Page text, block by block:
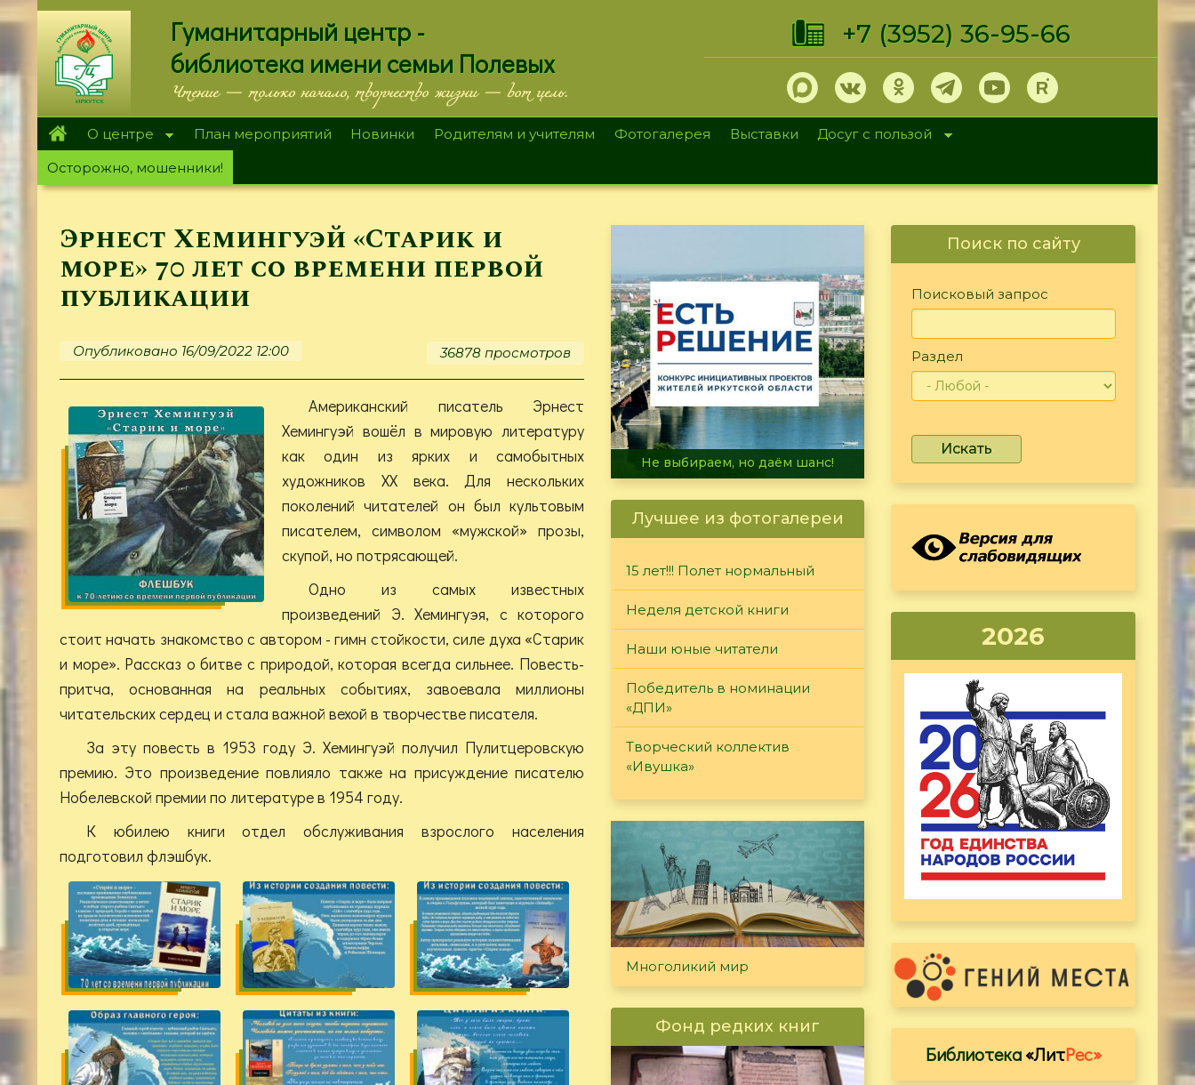
Перейти
к
основному
содержанию
Гуманитарный центр -
библиотека имени семьи Полевых
Чтение — только начало, творчество жизни — вот цель.
+7 (3952) 36-95-66
О центре План мероприятий Новинки Родителям и учителям Фотогалерея Выставки
Досуг с пользой
Осторожно, мошенники!
Эрнест Хемингуэй «Старик и
море» 70 лет со времени первой
публикации
Опубликовано 16/09/2022 12:00 36878 просмотров
Американский писатель Эрнест
Хемингуэй вошёл в мировую литературу
как один из ярких и самобытных
художников XX века. Для нескольких
поколений читателей он был культовым
писателем, символом «мужской» прозы,
скупой, но потрясающей.
Одно из самых известных
произведений Э. Хемингуэя, с которого
стоит начать знакомство с автором - гимн стойкости, силе духа «Старик
и море». Рассказ о битве с природой, которая всегда сильнее. Повесть-
притча, основанная на реальных событиях, завоевала миллионы
читательских сердец и стала важной вехой в творчестве писателя.
За эту повесть в 1953 году Э. Хемингуэй получил Пулитцеровскую
премию. Это произведение повлияло также на присуждение писателю
Нобелевской премии по литературе в 1954 году.
К юбилею книги отдел обслуживания взрослого населения
подготовил флэшбук.
В огне не горит, в воде не тонет
Лучшее из фотогалереи
15 лет!!! Полет нормальный
Неделя детской книги
Наши юные читатели
Победитель в номинации
«ДПИ»
Творческий коллектив
«Ивушка»
Многоликий мир
Фонд редких книг
Поиск по сайту
Поисковый запрос
Раздел
Искать
2026
Библиотека«ЛитРес»